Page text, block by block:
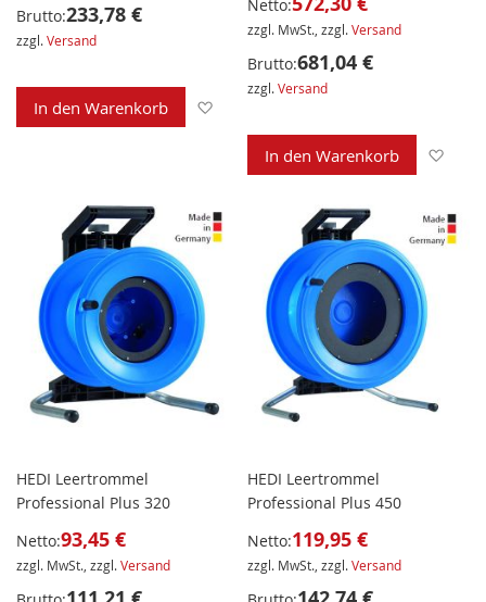
Brutto:233,78 €
zzgl.Versand
In den Warenkorb
Netto:
zzgl. MwSt., zzgl.Versand
Brutto:681,04 €
zzgl.Versand
In den Warenkorb
HEDI Leertrommel
Professional Plus 320
Netto:93,45 €
zzgl. MwSt., zzgl.Versand
HEDI Leertrommel
Professional Plus 450
Netto:119,95 €
zzgl. MwSt., zzgl.Versand